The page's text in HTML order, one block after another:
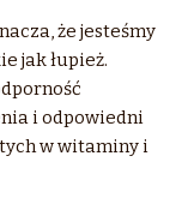
że jesteśmy
jak łupież.
i odpowiedni
w witaminy i